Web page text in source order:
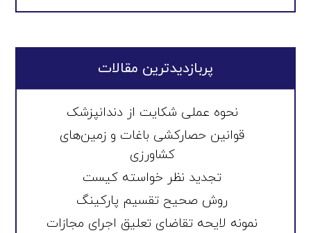
پربازدیدترین مقالات
نحوه عملی شکایت از دندانپزشک
قوانین حصارکشی باغات و زمین‌های
کشاورزی
تجدید نظر خواسته کیست
روش صحیح تقسیم پارکینگ
نمونه لایحه تقاضای تعلیق اجرای مجازات